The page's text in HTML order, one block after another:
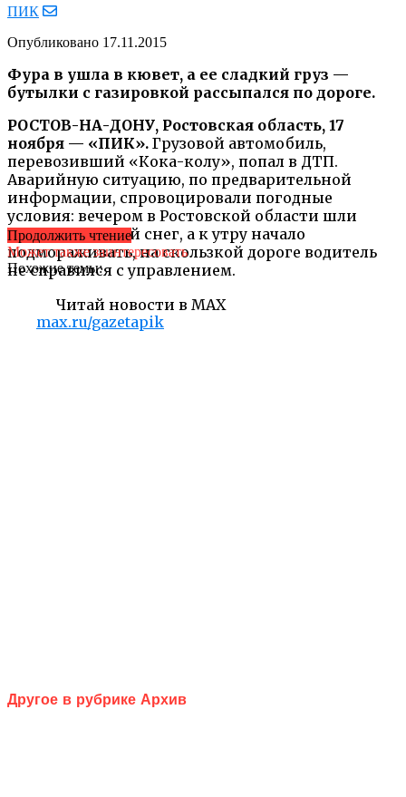
ПИК
Опубликовано 17.11.2015
Фура в ушла в кювет, а ее сладкий груз —
бутылки с газировкой рассыпался по дороге.
РОСТОВ-НА-ДОНУ, Ростовская область, 17
ноября — «ПИК». Грузовой автомобиль,
перевозивший «Кока-колу», попал в ДТП.
Аварийную ситуацию, по предварительной
информации, спровоцировали погодные
условия: вечером в Ростовской области шли
дожди и мокрый снег, а к утру начало
подмораживать, на скользкой дороге водитель
не справился с управлением.
Читай новости в MAX
max.ru/gazetapik
Продолжить чтение
Может также заинтересовать
Похожие темы:
Другое в рубрике Архив